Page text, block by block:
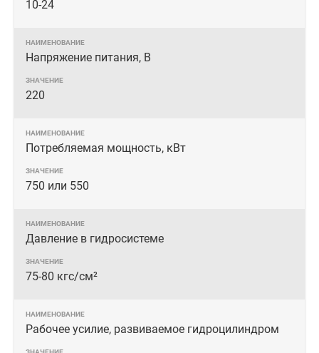
10-24
Напряжение питания, В
220
Потребляемая мощность, кВт
750 или 550
Давление в гидросистеме
75-80 кгс/см²
Рабочее усилие, развиваемое гидроцилиндром